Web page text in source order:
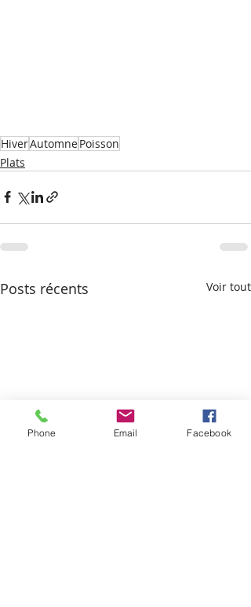
HiverAutomnePoisson
Plats
Posts récents Voir tout
Phone Email Facebook